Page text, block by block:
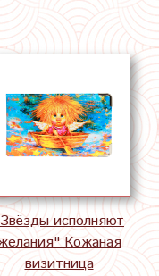
исполняют
Кожаная
визитница